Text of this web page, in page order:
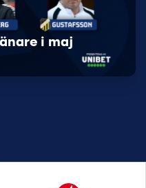
i maj